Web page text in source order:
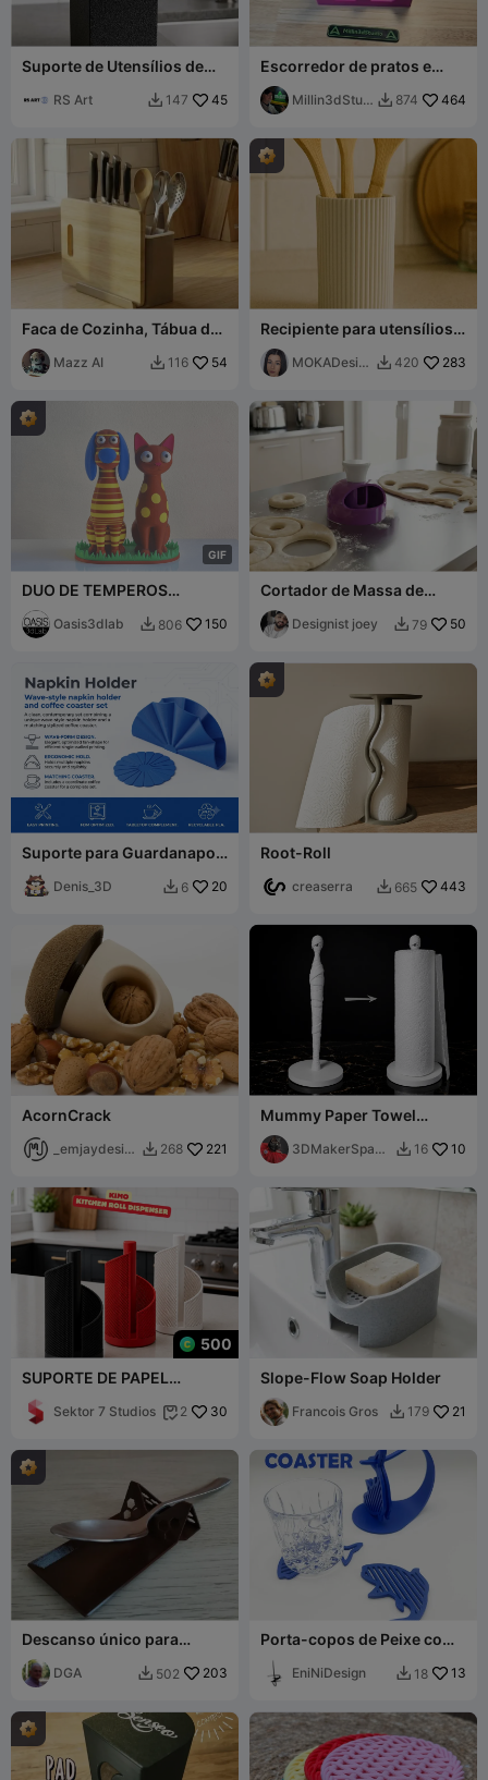
Suporte de Utensílios de
Elegante
RS Art  147 45
Escorredor de pratos e
suporte de tampas para a
cozinhaMillin3dStud
 874 464
Faca de Cozinha, Tábua de
Corte e Suporte para
Colheres
Mazz AI  116 54
Recipiente para utensílios
de cozinha Prasel - MOKA
DesignMOKADesig
 420 283
GIF
DUO DE TEMPEROS
PURRFEITO Conjunto de Sal
de Cão e Pimenta de Gato
Oasis3dlab  806 150
Cortador de Massa de
Donut
Designist joey  79 50
Suporte para Guardanapos
Conjunto de Porta-Copos
Denis_3D  6 20
Root-Roll
creaserra  665 443
AcornCrack
_emjaydesig
 268 221
Mummy Paper Towel
Holder - Spooooooky
3DMakerSpace
 16 10
500
SUPORTE DE PAPEL
Sektor 7 Studios  2 30
Slope-Flow Soap Holder
Francois Gros  179 21
Descanso único para
utensílios de cozinha
DGA  502 203
Porta-copos de Peixe com
Suporte
EniNiDesign  18 13